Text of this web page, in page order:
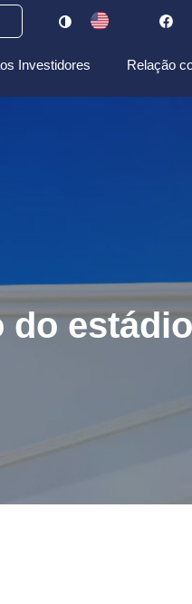
Investidores Relação
do